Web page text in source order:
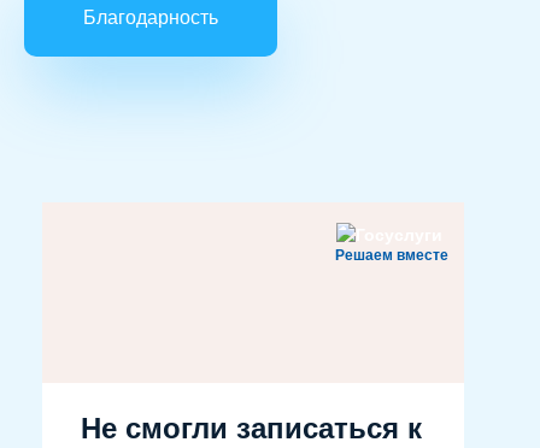
Благодарность
Решаем вместе
Не смогли записаться к